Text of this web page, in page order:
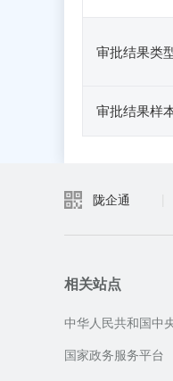
审批结果类
审批结果样
陇企通
相关站点
中华人民共和国中
国家政务服务平台